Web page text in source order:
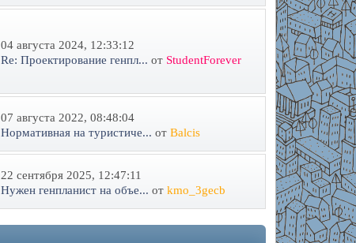
04 августа 2024, 12:33:12
Re: Проектирование генпл... от StudentForever
07 августа 2022, 08:48:04
Нормативная на туристиче... от Balcis
22 сентября 2025, 12:47:11
Нужен генпланист на объе... от kmo_3gecb